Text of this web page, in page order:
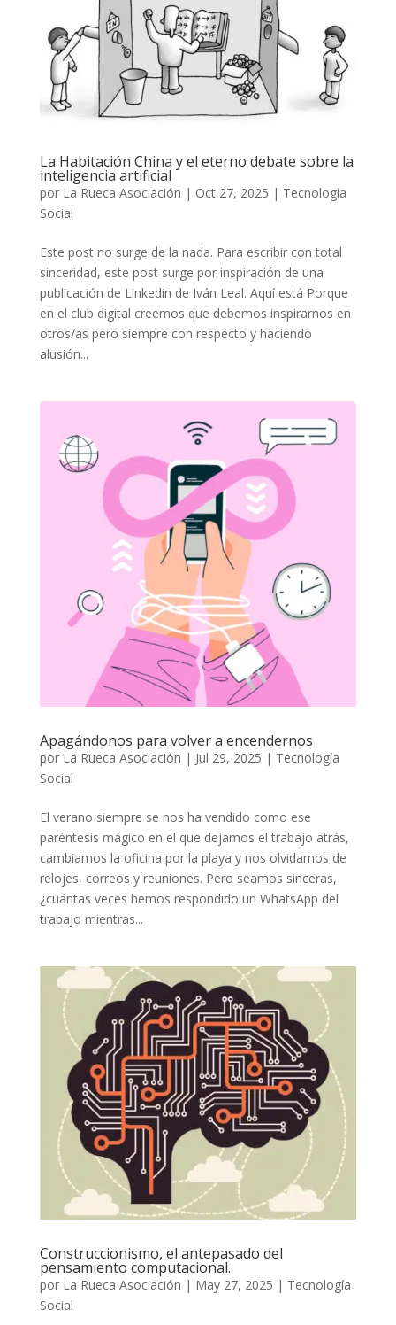
La Habitación China y el eterno debate sobre la
inteligencia artificial
por La Rueca Asociación | Oct 27, 2025 | Tecnología
Social
Este post no surge de la nada. Para escribir con total
sinceridad, este post surge por inspiración de una
publicación de Linkedin de Iván Leal. Aquí está Porque
en el club digital creemos que debemos inspirarnos en
otros/as pero siempre con respecto y haciendo
alusión...
Apagándonos para volver a encendernos
por La Rueca Asociación | Jul 29, 2025 | Tecnología
Social
El verano siempre se nos ha vendido como ese
paréntesis mágico en el que dejamos el trabajo atrás,
cambiamos la oficina por la playa y nos olvidamos de
relojes, correos y reuniones. Pero seamos sinceras,
¿cuántas veces hemos respondido un WhatsApp del
trabajo mientras...
Construccionismo, el antepasado del
pensamiento computacional.
por La Rueca Asociación | May 27, 2025 | Tecnología
Social